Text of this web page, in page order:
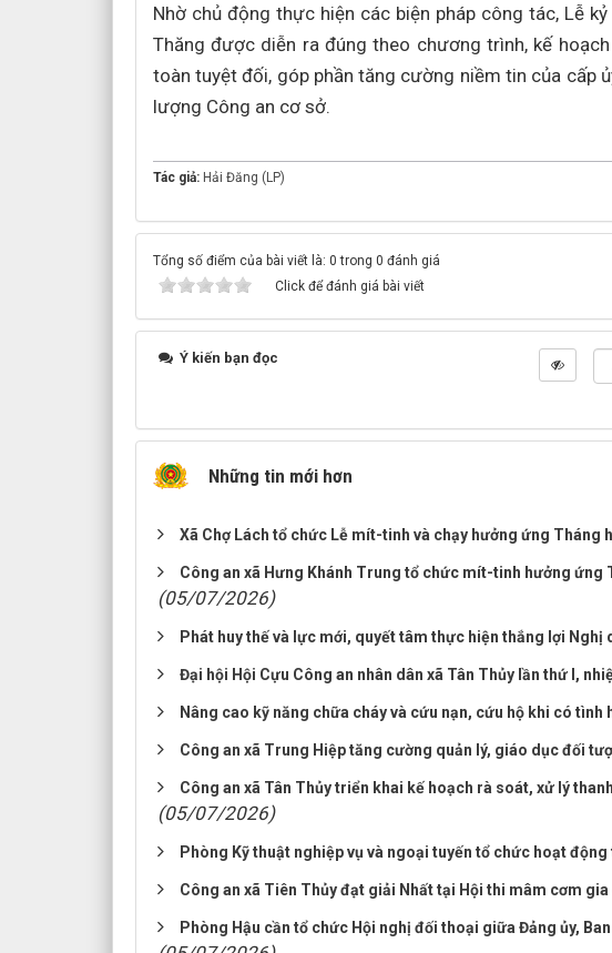
Nhờ chủ động thực hiện các biện pháp công tác, Lễ
Thăng được diễn ra đúng theo chương trình, kế
toàn tuyệt đối, góp phần tăng cường niềm tin của cấp
lượng Công an cơ sở.
Tác giả: Hải Đăng (LP)
Tổng số điểm của bài viết là: 0 trong 0 đánh giá
Click để đánh giá bài viết
Ý kiến bạn đọc
Những tin mới hơn
Xã Chợ Lách tổ chức Lễ mít-tinh và chạy hưởng ứng Tháng
Công an xã Hưng Khánh Trung tổ chức mít-tinh hưởng ứng
(05/07/2026)
Phát huy thế và lực mới, quyết tâm thực hiện thắng lợi Nghị
Đại hội Hội Cựu Công an nhân dân xã Tân Thủy lần thứ I,
Nâng cao kỹ năng chữa cháy và cứu nạn, cứu hộ khi có tình
Công an xã Trung Hiệp tăng cường quản lý, giáo dục đối
Công an xã Tân Thủy triển khai kế hoạch rà soát, xử lý
(05/07/2026)
Phòng Kỹ thuật nghiệp vụ và ngoại tuyến tổ chức hoạt
Công an xã Tiên Thủy đạt giải Nhất tại Hội thi mâm cơm
Phòng Hậu cần tổ chức Hội nghị đối thoại giữa Đảng ủy,